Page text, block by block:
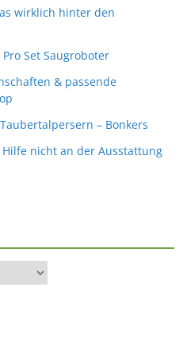
wirklich hinter den
Set Saugroboter
& passende
– Bonkers
nicht an der Ausstattung